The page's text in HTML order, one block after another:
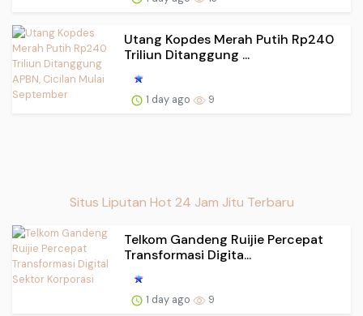
Utang Kopdes Merah Putih Rp240
Triliun Ditanggung ...
1 day ago 9
Situs Liputan Hot 24 Jam Jitu Terbaru
Telkom Gandeng Ruijie Percepat
Transformasi Digita...
1 day ago 9